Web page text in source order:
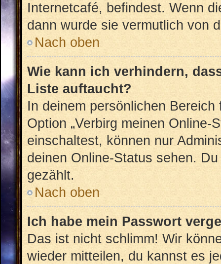
Internetcafé, befindest. Wenn
dann wurde sie vermutlich von
Nach oben
Wie kann ich verhindern,
Liste auftaucht?
In deinem persönlichen
Option „Verbirg meinen Online-
einschaltest, können nur
deinen Online-Status sehen.
gezählt.
Nach oben
Ich habe mein Passwort
Das ist nicht schlimm! Wir
wieder mitteilen, du kannst es